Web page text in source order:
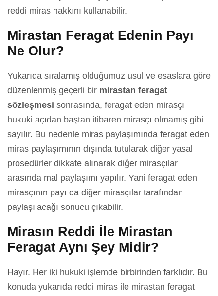
reddi miras hakkını kullanabilir.
Mirastan Feragat Edenin Payı
Ne Olur?
Yukarıda sıralamış olduğumuz usul ve esaslara göre
düzenlenmiş geçerli bir mirastan feragat
sözleşmesi sonrasında, feragat eden mirasçı
hukuki açıdan baştan itibaren mirasçı olmamış gibi
sayılır. Bu nedenle miras paylaşımında feragat eden
miras paylaşımının dışında tutularak diğer yasal
prosedürler dikkate alınarak diğer mirasçılar
arasında mal paylaşımı yapılır. Yani feragat eden
mirasçının payı da diğer mirasçılar tarafından
paylaşılacağı sonucu çıkabilir.
Mirasın Reddi İle Mirastan
Feragat Aynı Şey Midir?
Hayır. Her iki hukuki işlemde birbirinden farklıdır. Bu
konuda yukarıda reddi miras ile mirastan feragat